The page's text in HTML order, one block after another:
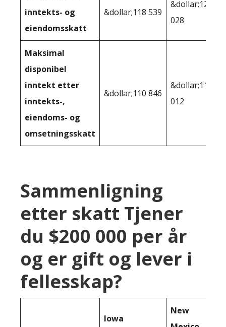
inntekts- og
eiendomsskatt
&dollar;118 539
&dollar;124
028
Maksimal
disponibel
inntekt etter
inntekts-,
eiendoms- og
omsetningsskatt
&dollar;110 846
&dollar;115
012
Sammenligning
etter skatt Tjener
du $200 000 per år
og er gift og lever i
fellesskap?
Iowa
New